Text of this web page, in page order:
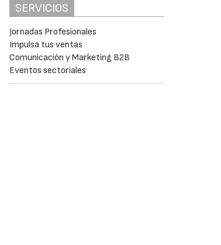
SERVICIOS
Jornadas Profesionales
Impulsa tus ventas
Comunicación y Marketing B2B
Eventos sectoriales